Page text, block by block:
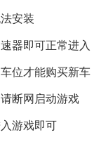
安装
器即可正常进入
位才能购买新车
断网启动游戏
游戏即可